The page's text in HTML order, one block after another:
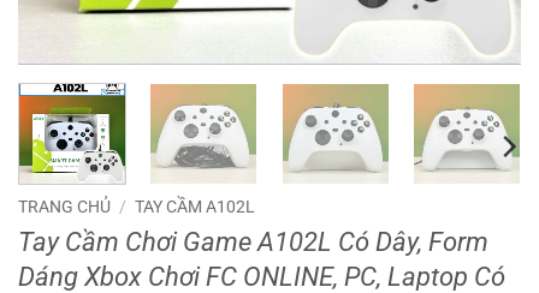
TRANG CHỦ / TAY CẦM A102L
Tay Cầm Chơi Game A102L Có Dây, Form
Dáng Xbox Chơi FC ONLINE, PC, Laptop Có